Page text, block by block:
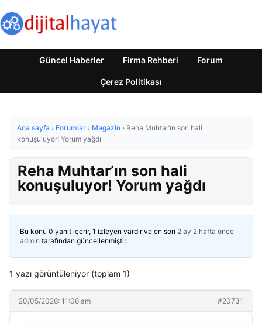
Güncel Haberler Firma Rehberi Forum
Çerez Politikası
Ana sayfa › Forumlar › Magazin › Reha Muhtar’ın son hali
konuşuluyor! Yorum yağdı
Reha Muhtar’ın son hali
konuşuluyor! Yorum yağdı
Bu konu 0 yanıt içerir, 1 izleyen vardır ve en son 2 ay 2 hafta önce
admin tarafından güncellenmiştir.
1 yazı görüntüleniyor (toplam 1)
20/05/2026: 11:06 am #20731